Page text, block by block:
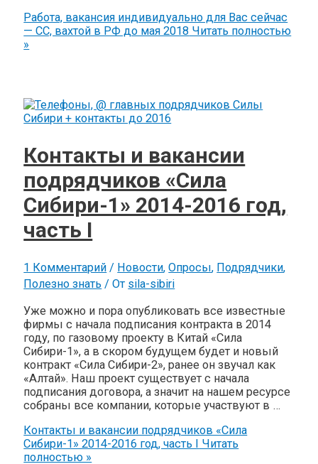
Работа, вакансия индивидуально для Вас сейчас
— СС, вахтой в РФ до мая 2018 Читать полностью
»
Контакты и вакансии
подрядчиков «Сила
Сибири-1» 2014-2016 год,
часть I
1 Комментарий / Новости,Опросы, Подрядчики,
Полезно знать / От sila-sibiri
Уже можно и пора опубликовать все известные
фирмы с начала подписания контракта в 2014
году, по газовому проекту в Китай «Сила
Сибири-1», а в скором будущем будет и новый
контракт «Сила Сибири-2», ранее он звучал как
«Алтай». Наш проект существует с начала
подписания договора, а значит на нашем ресурсе
собраны все компании, которые участвуют в …
Контакты и вакансии подрядчиков «Сила
Сибири-1» 2014-2016 год, часть I
Читать
полностью »